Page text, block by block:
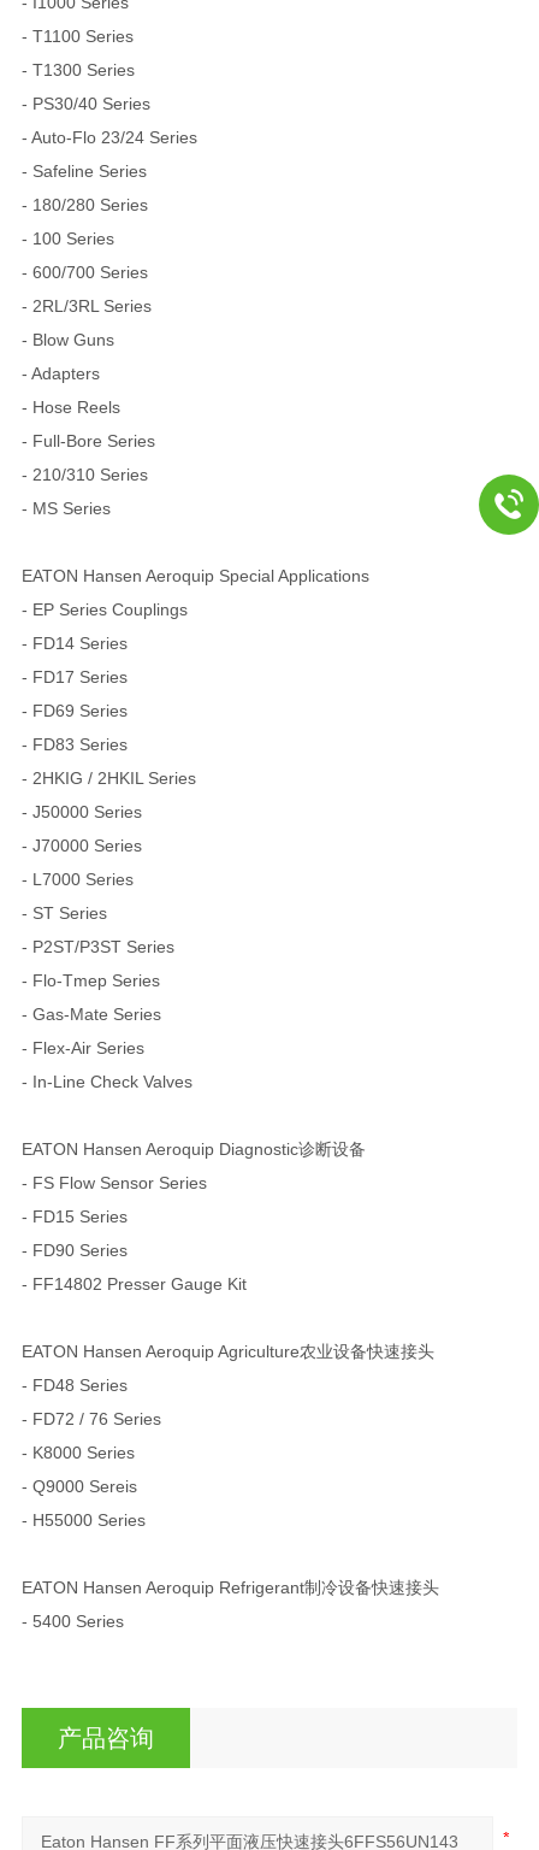
- T1100 Series
- T1300 Series
- PS30/40 Series
- Auto-Flo 23/24 Series
- Safeline Series
- 180/280 Series
- 100 Series
- 600/700 Series
- 2RL/3RL Series
- Blow Guns
- Adapters
- Hose Reels
- Full-Bore Series
- 210/310 Series
- MS Series
EATON Hansen Aeroquip Special Applications
- EP Series Couplings
- FD14 Series
- FD17 Series
- FD69 Series
- FD83 Series
- 2HKIG / 2HKIL Series
- J50000 Series
- J70000 Series
- L7000 Series
- ST Series
- P2ST/P3ST Series
- Flo-Tmep Series
- Gas-Mate Series
- Flex-Air Series
- In-Line Check Valves
EATON Hansen Aeroquip Diagnostic诊断设备
- FS Flow Sensor Series
- FD15 Series
- FD90 Series
- FF14802 Presser Gauge Kit
EATON Hansen Aeroquip Agriculture农业设备快速接头
- FD48 Series
- FD72 / 76 Series
- K8000 Series
- Q9000 Sereis
- H55000 Series
EATON Hansen Aeroquip Refrigerant制冷设备快速接头
- 5400 Series
产品咨询